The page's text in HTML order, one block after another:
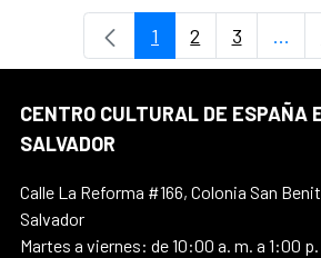
Página
1 Página
2 Página
3 ...
CENTRO CULTURAL DE ESPAÑA
SALVADOR
Calle La Reforma #166, Colonia San
Salvador
Martes a viernes: de 10:00 a. m. a 1:00